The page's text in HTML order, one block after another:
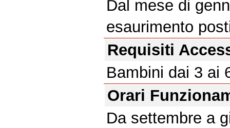
Dal mese di
esaurimento
Requisiti
Bambini dai 3 ai
Orari
Da settembre a